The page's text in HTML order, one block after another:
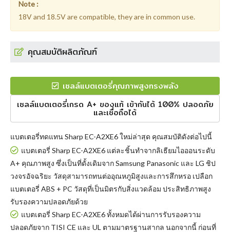
Note :
18V and 18.5V are compatible, they are in common use.
คุณสมบัติผลิตภัณฑ์
เซลล์แบตเตอรี่คุณภาพสูงทรงพลัง
เซลล์แบตเตอรี่เกรด A+ ของแท้ เข้ากันได้ 100% ปลอดภัย
และเชื่อถือได้
แบตเตอรี่ทดแทน Sharp EC-A2XE6ใหม่ล่าสุด คุณสมบัติดังต่อไปนี้
แบตเตอรี่ Sharp EC-A2XE6 แต่ละชิ้นทำจากลิเธียมไอออนระดับ
A+ คุณภาพสูง ซึ่งเป็นที่ดั้งเดิมจาก Samsung Panasonic และ LG ชิป
วงจรอัจฉริยะ วัสดุสามารถทนต่ออุณหภูมิสูงและการสึกหรอ เปลือก
แบตเตอรี่ ABS + PC วัสดุที่เป็นมิตรกับสิ่งแวดล้อม ประสิทธิภาพสูง
รับรองความปลอดภัยด้วย
แบตเตอรี่ Sharp EC-A2XE6ทั้งหมดได้ผ่านการรับรองความ
ปลอดภัยจาก TISI CE และ UL ตามมาตรฐานสากล นอกจากนี้ ก่อนที่